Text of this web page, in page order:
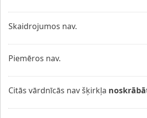
Skaidrojumos nav.
Piemēros nav.
Citās vārdnīcās nav šķirkļa